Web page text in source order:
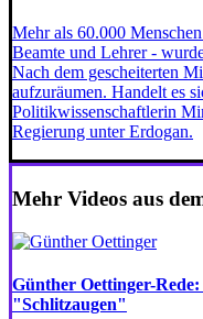
Mehr als 60.000
Beamte und Lehrer -
Nach dem gescheiterten
aufzuräumen. Handelt es
Politikwissenschaftlerin
Regierung unter Erdogan.
Mehr Videos aus
Günther Oettinger-
"Schlitzaugen"